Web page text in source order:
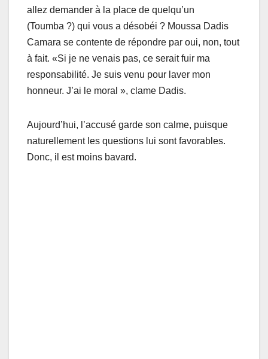
allez demander à la place de quelqu’un
(Toumba ?) qui vous a désobéi ? Moussa Dadis
Camara se contente de répondre par oui, non, tout
à fait. «Si je ne venais pas, ce serait fuir ma
responsabilité. Je suis venu pour laver mon
honneur. J’ai le moral », clame Dadis.
Aujourd’hui, l’accusé garde son calme, puisque
naturellement les questions lui sont favorables.
Donc, il est moins bavard.